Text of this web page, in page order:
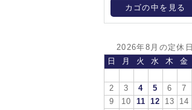
カゴの中を見る
2026年8月の定休日
日
月 火 水 木 金
2
3 4 5 6 7
9
10 11 12 13 14